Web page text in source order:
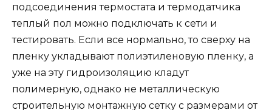
подсоединения термостата и термодатчика
теплый пол можно подключать к сети и
тестировать. Если все нормально, то сверху на
пленку укладывают полиэтиленовую пленку, а
уже на эту гидроизоляцию кладут
полимерную, однако не металлическую
строительную монтажную сетку с размерами от